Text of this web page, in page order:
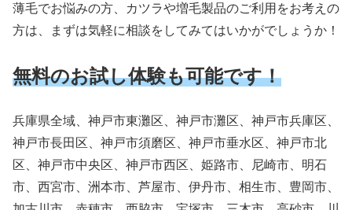
薄毛でお悩みの方、カツラや増毛製品のご利用をお考えの
方は、まずは気軽に相談をしてみてはいかがでしょうか！
無料のお試し体験も可能です！
兵庫県全域、神戸市東灘区、神戸市灘区、神戸市兵庫区、
神戸市長田区、神戸市須磨区、神戸市垂水区、神戸市北
区、神戸市中央区、神戸市西区、姫路市、尼崎市、明石
市、西宮市、洲本市、芦屋市、伊丹市、相生市、豊岡市、